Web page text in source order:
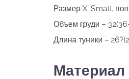
Размер X-Small,
Объем груди –
Длина туники –
Материал